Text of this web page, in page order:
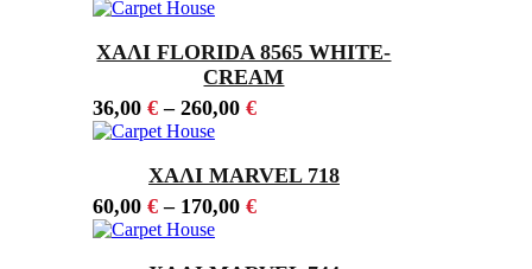
ΧΑΛΙ FLORIDA 8565 WHITE-
CREAM
36,00 €– 260,00 €
ΧΑΛΙ MARVEL 718
60,00 €– 170,00 €